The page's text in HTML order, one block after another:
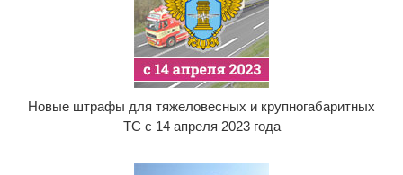
Новые штрафы для тяжеловесных и крупногабаритных
ТС с 14 апреля 2023 года